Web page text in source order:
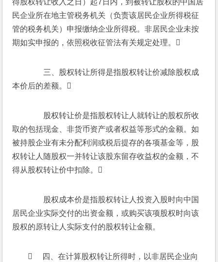
得股权转让收入之日）起7日内，到被转让股权的中国居
民企业所在地主管税务机关（负责该居民企业所得税征
管的税务机关）申报缴纳企业所得税。非居民企业未按
期如实申报的，依照税收征管法有关规定处理。
三、股权转让所得是指股权转让价减除股权成
本价后的差额。
股权转让价是指股权转让人就转让的股权所收
取的包括现金、非货币资产或者权益等形式的金额。如
被持股企业有未分配利润或税后提存的各项基金等，股
权转让人随股权一并转让该股东留存收益权的金额，不
得从股权转让价中扣除。
股权成本价是指股权转让人投资入股时向中国
居民企业实际交付的出资金额，或购买该项股权时向该
股权的原转让人实际支付的股权转让金额。
     四、在计算股权转让所得时，以非居民企业向